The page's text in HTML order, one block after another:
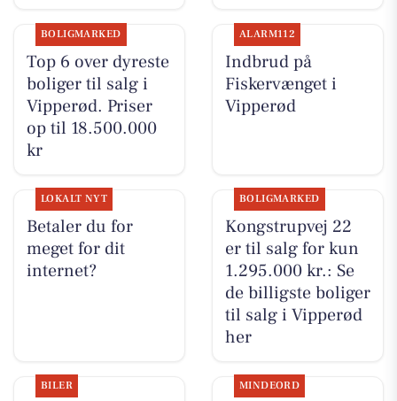
BOLIGMARKED
Top 6 over dyreste
boliger til salg i
Vipperød. Priser
op til 18.500.000
kr
ALARM112
Indbrud på
Fiskervænget i
Vipperød
LOKALT NYT
Betaler du for
meget for dit
internet?
BOLIGMARKED
Kongstrupvej 22
er til salg for kun
1.295.000 kr.: Se
de billigste boliger
til salg i Vipperød
her
BILER MINDEORD